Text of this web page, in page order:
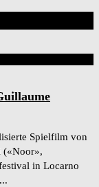
Spielfilm von
(«Noor»,
in Locarno